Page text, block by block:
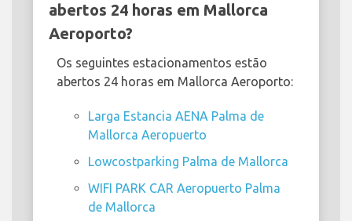
abertos 24 horas em Mallorca
Aeroporto?
Os seguintes estacionamentos estão
abertos 24 horas em Mallorca Aeroporto:
Larga Estancia AENA Palma de
Mallorca Aeropuerto
Lowcostparking Palma de Mallorca
WIFI PARK CAR Aeropuerto Palma
de Mallorca